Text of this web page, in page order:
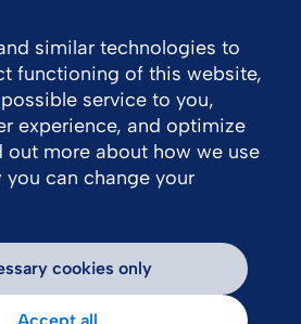
similar technologies to
functioning of this website,
service to you,
experience, and optimize
out more about how we use
can change your
cookies only